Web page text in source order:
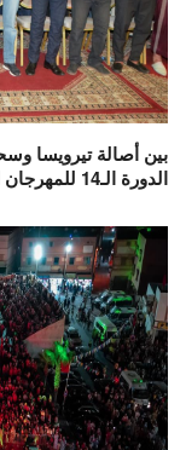
بين أصالة تيرويسا
الدورة الـ14 للمهرجان الوطني لفن الروايس بالدشيرة الجهادية.